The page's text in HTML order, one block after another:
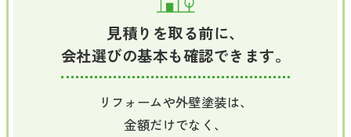
見積りを取る前に、
会社選びの基本も確認できます。
リフォームや外壁塗装は、
金額だけでなく、